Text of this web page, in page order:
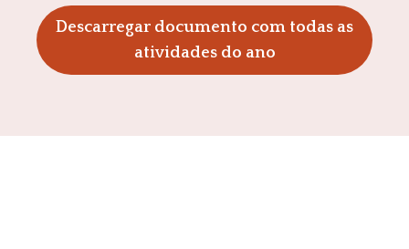
Descarregar documento com todas as
atividades do ano